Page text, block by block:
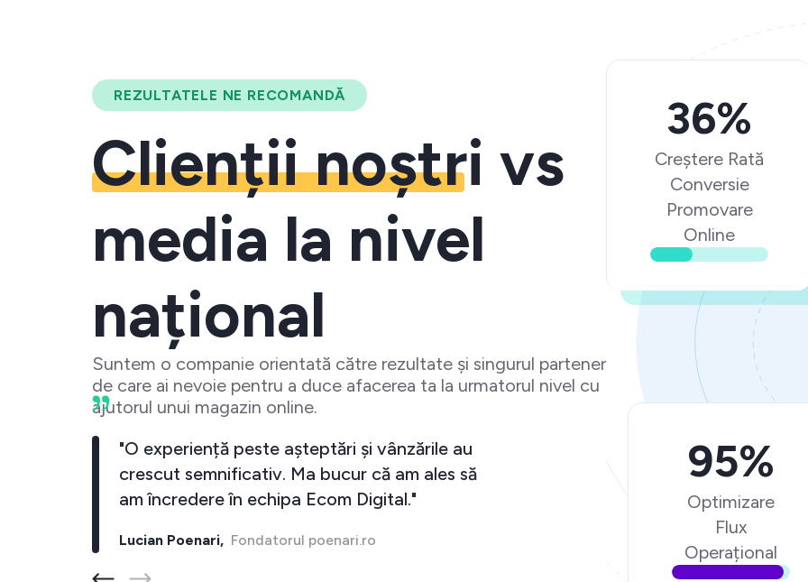
REZULTATELE NE RECOMANDĂ
Clienții noștri vs
media la nivel
național
Suntem o companie orientată către rezultate și singurul partener
de care ai nevoie pentru a duce afacerea ta la urmatorul nivel cu
ajutorul unui magazin online.
"O experiență peste așteptări și vânzările au
crescut semnificativ. Ma bucur că am ales să
am încredere în echipa Ecom Digital."
Lucian Poenari, Fondatorul poenari.ro
36%
Creștere Rată
Conversie
Promovare
Online
95%
Optimizare
Flux
Operațional